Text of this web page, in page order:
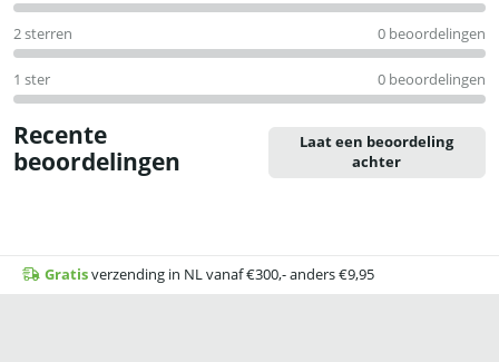
2 sterren 0 beoordelingen
1 ster 0 beoordelingen
Recente
beoordelingen
Laat een beoordeling
achter
Gratisverzending in NL vanaf €300,- anders €9,95